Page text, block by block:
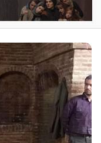
ا
ک
س
آ
ف
ی
س
ا
ی
ر